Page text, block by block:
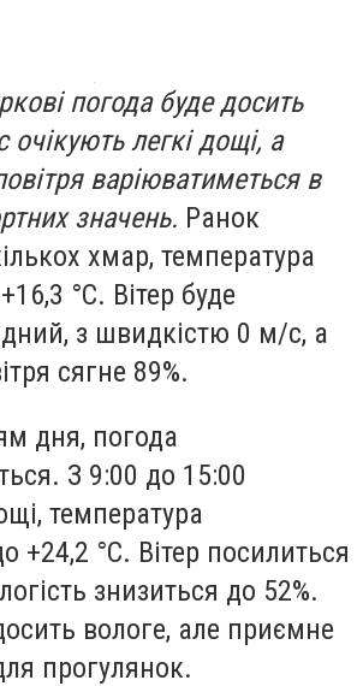
погода буде досить
легкі дощі, а
варіюватиметься в
значень. Ранок
хмар, температура
°С. Вітер буде
з швидкістю 0 м/с, а
сягне 89%.
дня, погода
З 9:00 до 15:00
температура
+24,2 °С. Вітер посилиться
знизиться до 52%.
вологе, але приємне
прогулянок.